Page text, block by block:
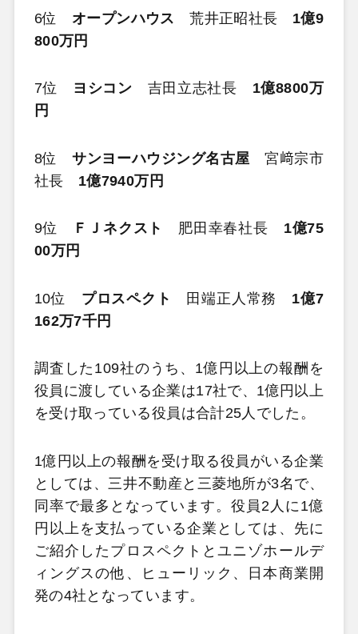
6位 オープンハウス 荒井正昭社長 1億9
800万円
7位 ヨシコン 吉田立志社長 1億8800万
円
8位サンヨーハウジング名古屋 宮﨑宗市
社長 1億7940万円
9位 ＦＪネクスト 肥田幸春社長 1億75
00万円
10位 プロスペクト 田端正人常務 1億7
162万7千円
調査した109社のうち、1億円以上の報酬を
役員に渡している企業は17社で、1億円以上
を受け取っている役員は合計25人でした。
1億円以上の報酬を受け取る役員がいる企業
としては、三井不動産と三菱地所が3名で、
同率で最多となっています。役員2人に1億
円以上を支払っている企業としては、先に
ご紹介したプロスペクトとユニゾホールデ
ィングスの他、ヒューリック、日本商業開
発の4社となっています。